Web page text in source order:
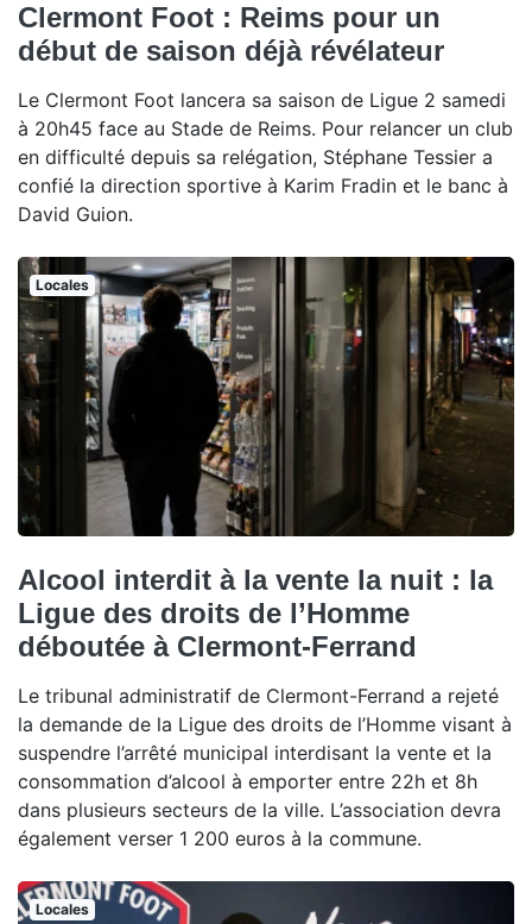
Clermont Foot : Reims pour un
début de saison déjà révélateur
Le Clermont Foot lancera sa saison de Ligue 2 samedi
à 20h45 face au Stade de Reims. Pour relancer un club
en difficulté depuis sa relégation, Stéphane Tessier a
confié la direction sportive à Karim Fradin et le banc à
David Guion.
Locales
Alcool interdit à la vente la nuit : la
Ligue des droits de l’Homme
déboutée à Clermont-Ferrand
Le tribunal administratif de Clermont-Ferrand a rejeté
la demande de la Ligue des droits de l’Homme visant à
suspendre l’arrêté municipal interdisant la vente et la
consommation d’alcool à emporter entre 22h et 8h
dans plusieurs secteurs de la ville. L’association devra
également verser 1 200 euros à la commune.
Locales